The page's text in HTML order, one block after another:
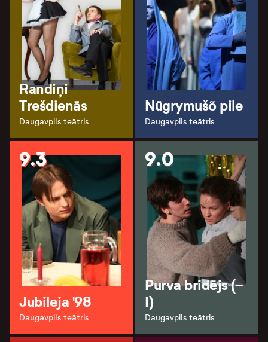
Randiņi
Trešdienās
Daugavpils teātris
Nūgrymušõ pile
Daugavpils teātris
9.3
Jubileja '98
Daugavpils teātris
9.0
Purva bridējs (-
I)
Daugavpils teātris